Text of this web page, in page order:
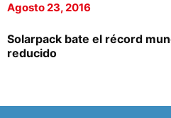
Agosto 23, 2016
Solarpack bate el récord
reducido